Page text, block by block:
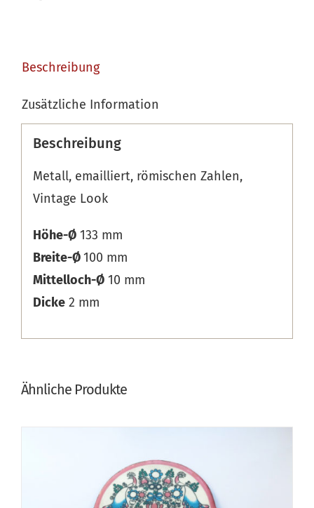
Menge
Beschreibung
Zusätzliche Information
Beschreibung
Metall, emailliert, römischen Zahlen,
Vintage Look
Höhe-Ø133 mm
Breite-Ø100 mm
Mittelloch-Ø10 mm
Dicke2 mm
Ähnliche Produkte